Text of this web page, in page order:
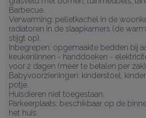
Barbecue.
Verwarming: pelletkachel in de
radiatoren in de slaapkamers (de
stijgt op).
Inbegrepen: opgemaakte bedden bij
keukenlinnen - handdoeken -
voor 2 dagen (meer te betalen per
Babyvoorzieningen: kinderstoel,
potje.
Huisdieren niet toegestaan.
Parkeerplaats: beschikbaar op de
het huis.